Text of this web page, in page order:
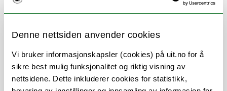
Denne nettsiden anvender cookies
Vi bruker informasjonskapsler (cookies) på uit.no for å
sikre best mulig funksjonalitet og riktig visning av
nettsidene. Dette inkluderer cookies for statistikk,
Tromsø
Om
Forskning og undervisning